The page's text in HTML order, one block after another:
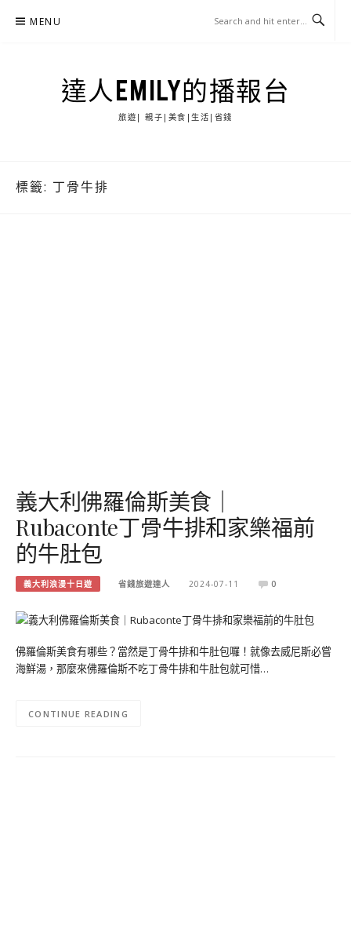
MENU
達人EMILY的播報台
旅遊| 親子|美食|生活|省錢
標籤: 丁骨牛排
義大利佛羅倫斯美食｜
Rubaconte丁骨牛排和家樂福前
的牛肚包
義大利浪漫十日遊 省錢旅遊達人 2024-07-11 0
佛羅倫斯美食有哪些？當然是丁骨牛排和牛肚包囉！就像去威尼斯必嘗
海鮮湯，那麼來佛羅倫斯不吃丁骨牛排和牛肚包就可惜…
CONTINUE READING